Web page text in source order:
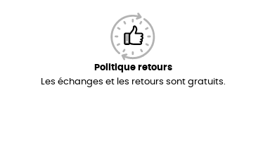
Politique retours
Les échanges et les retours sont gratuits.